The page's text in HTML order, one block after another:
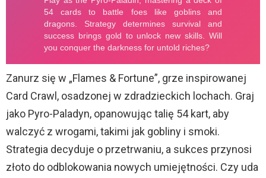
Zanurz się w „Flames & Fortune”, grze inspirowanej
Card Crawl, osadzonej w zdradzieckich lochach. Graj
jako Pyro-Paladyn, opanowując talię 54 kart, aby
walczyć z wrogami, takimi jak gobliny i smoki.
Strategia decyduje o przetrwaniu, a sukces przynosi
złoto do odblokowania nowych umiejętności. Czy uda